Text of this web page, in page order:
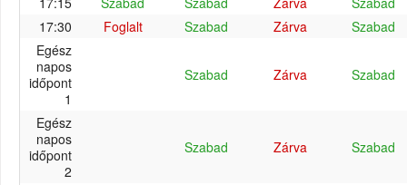
17:30
Foglalt Szabad Zárva
Szabad
Egész
napos
időpont
1
Szabad Zárva Szabad
Egész
napos
időpont
2
Szabad Zárva Szabad